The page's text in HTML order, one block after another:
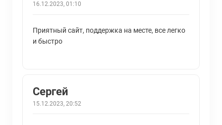
16.12.2023, 01:10
Приятный сайт, поддержка на месте, все легко
и быстро
Сергей
15.12.2023, 20:52